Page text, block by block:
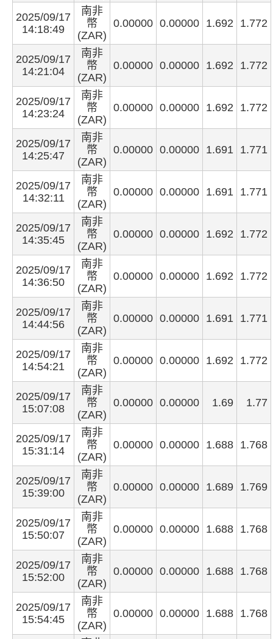
2025/09/17
14:18:49
南非
幣
(ZAR)
0.00000 0.00000 1.692 1.772
2025/09/17
14:21:04
南非
幣
(ZAR)
0.00000 0.00000 1.692 1.772
2025/09/17
14:23:24
南非
幣
(ZAR)
0.00000 0.00000 1.692 1.772
2025/09/17
14:25:47
南非
幣
(ZAR)
0.00000 0.00000 1.691 1.771
2025/09/17
14:32:11
南非
幣
(ZAR)
0.00000 0.00000 1.691 1.771
2025/09/17
14:35:45
南非
幣
(ZAR)
0.00000 0.00000 1.692 1.772
2025/09/17
14:36:50
南非
幣
(ZAR)
0.00000 0.00000 1.692 1.772
2025/09/17
14:44:56
南非
幣
(ZAR)
0.00000 0.00000 1.691 1.771
2025/09/17
14:54:21
南非
幣
(ZAR)
0.00000 0.00000 1.692 1.772
2025/09/17
15:07:08
南非
幣
(ZAR)
0.00000 0.00000 1.69 1.77
2025/09/17
15:31:14
南非
幣
(ZAR)
0.00000 0.00000 1.688 1.768
2025/09/17
15:39:00
南非
幣
(ZAR)
0.00000 0.00000 1.689 1.769
2025/09/17
15:50:07
南非
幣
(ZAR)
0.00000 0.00000 1.688 1.768
2025/09/17
15:52:00
南非
幣
(ZAR)
0.00000 0.00000 1.688 1.768
2025/09/17
15:54:45
南非
幣
(ZAR)
0.00000 0.00000 1.688 1.768